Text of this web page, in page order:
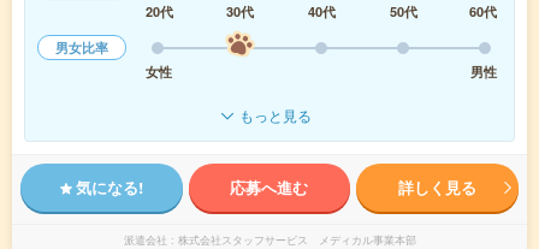
20代
30代 40代 50代
60代
男女比率
女性
男性
もっと見る
気になる! 応募へ進む 詳しく見る
派遣会社 株式会社スタッフサービス メディカル事業本部